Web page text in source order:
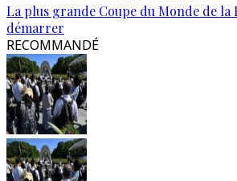
La plus grande Coupe du Monde de la
démarrer
RECOMMANDÉ